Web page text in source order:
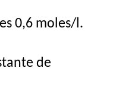
0,6 moles/l.
de